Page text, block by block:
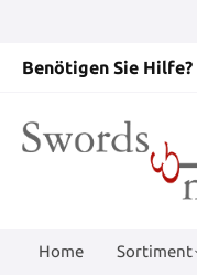
Benötigen Sie Hilfe?
Home Sortiment